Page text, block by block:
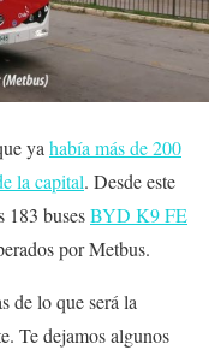
ya había más de 200
la capital. Desde este
183 busesBYD K9 FE
por Metbus.
de lo que será la
Te dejamos algunos